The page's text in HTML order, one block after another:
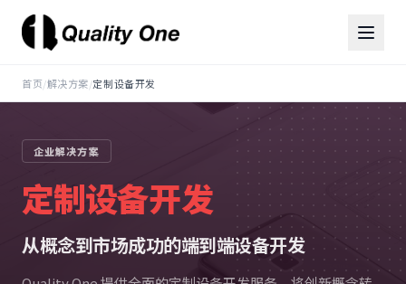
首页/解决方案/定制设备开发
企业解决方案
定制设备开发
从概念到市场成功的端到端设备开发